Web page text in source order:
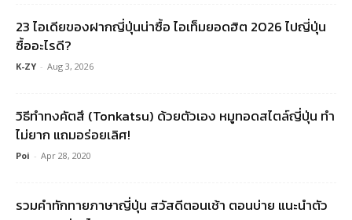
23 ไอเดียของฝากญี่ปุ่นน่าซื้อ ไอเท็มยอดฮิต 2026 ไปญี่ปุ่น
ซื้ออะไรดี?
K-ZY - Aug 3, 2026
วิธีทำทงคัตสึ (Tonkatsu) ด้วยตัวเอง หมูทอดสไตล์ญี่ปุ่น ทำ
ไม่ยาก แถมอร่อยเลิศ!
Poi - Apr 28, 2020
รวมคําทักทายภาษาญี่ปุ่น สวัสดีตอนเช้า ตอนบ่าย แนะนำตัว